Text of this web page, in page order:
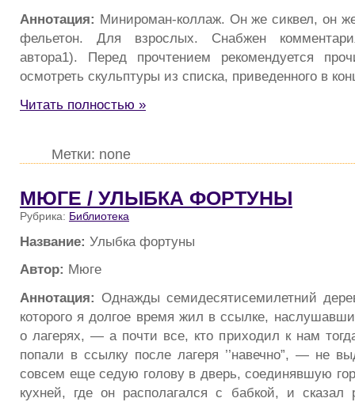
Аннотация: Минироман-коллаж. Он же сиквел, он
фельетон. Для взрослых. Снабжен
автора1). Перед прочтением рекомендуется
осмотреть скульптуры из списка, приведенного в
Читать полностью »
Метки: none
МЮГЕ / УЛЫБКА ФОРТУНЫ
Рубрика: Библиотека
Название: Улыбка фортуны
Автор: Мюге
Аннотация: Однажды семидесятисемилетний
которого я долгое время жил в ссылке,
о лагерях, — а почти все, кто приходил к нам
попали в ссылку после лагеря ’’навечно”, — не
совсем еще седую голову в дверь, соединявшую
кухней, где он располагался с бабкой, и сказал